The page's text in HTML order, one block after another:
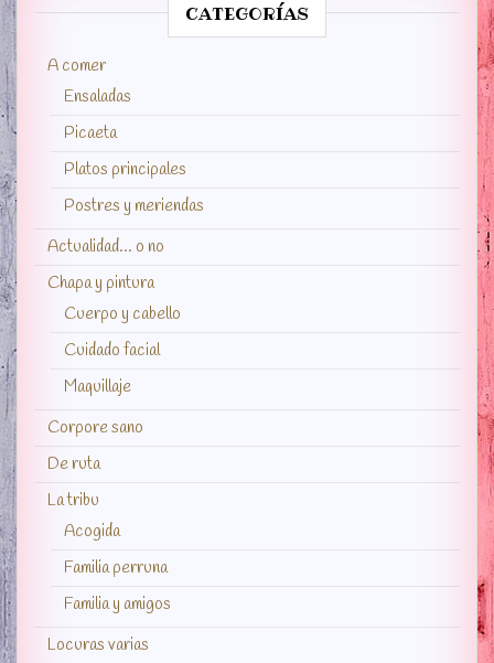
CATEGORÍAS
A comer
Ensaladas
Picaeta
Platos principales
Postres y meriendas
Actualidad… o no
Chapa y pintura
Cuerpo y cabello
Cuidado facial
Maquillaje
Corpore sano
De ruta
La tribu
Acogida
Familia perruna
Familia y amigos
Locuras varias